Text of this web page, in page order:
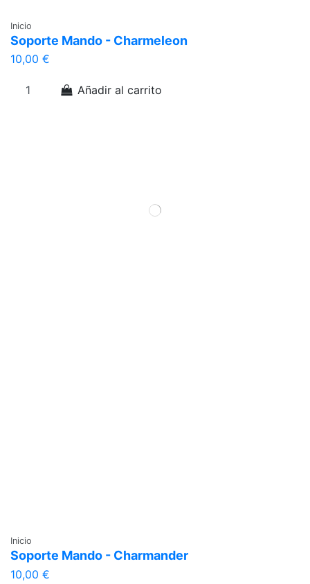
Inicio
Soporte Mando - Charmeleon
10,00 €
Añadir al carrito
Inicio
Soporte Mando - Charmander
10,00 €